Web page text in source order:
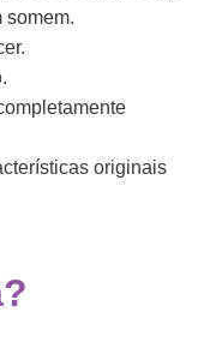
somem.
originais